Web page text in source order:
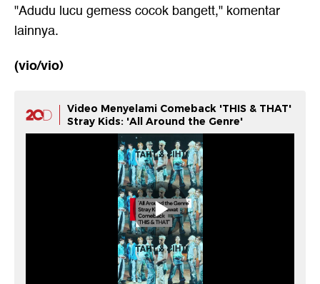
"Adudu lucu gemess cocok bangett," komentar
lainnya.
(vio/vio)
Video Menyelami Comeback 'THIS & THAT'
Stray Kids: 'All Around the Genre'